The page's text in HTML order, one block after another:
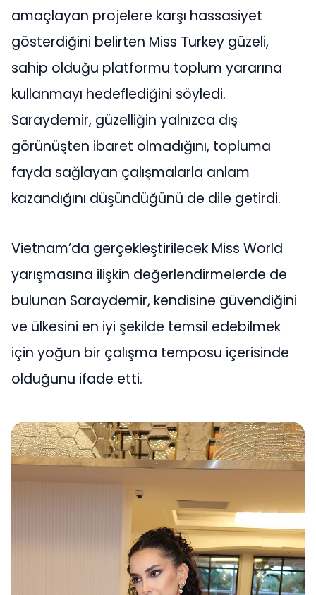
amaçlayan projelere karşı hassasiyet
gösterdiğini belirten Miss Turkey güzeli,
sahip olduğu platformu toplum yararına
kullanmayı hedeflediğini söyledi.
Saraydemir, güzelliğin yalnızca dış
görünüşten ibaret olmadığını, topluma
fayda sağlayan çalışmalarla anlam
kazandığını düşündüğünü de dile getirdi.
Vietnam’da gerçekleştirilecek Miss World
yarışmasına ilişkin değerlendirmelerde de
bulunan Saraydemir, kendisine güvendiğini
ve ülkesini en iyi şekilde temsil edebilmek
için yoğun bir çalışma temposu içerisinde
olduğunu ifade etti.